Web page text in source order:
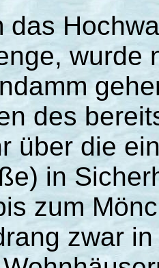
das
wurde
des
über die
in
zum
zwar